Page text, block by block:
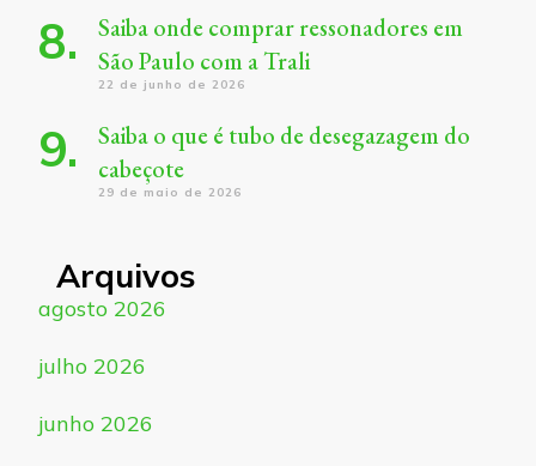
Saiba onde comprar ressonadores em
São Paulo com a Trali
22 de junho de 2026
Saiba o que é tubo de desegazagem do
cabeçote
29 de maio de 2026
Arquivos
agosto 2026
julho 2026
junho 2026